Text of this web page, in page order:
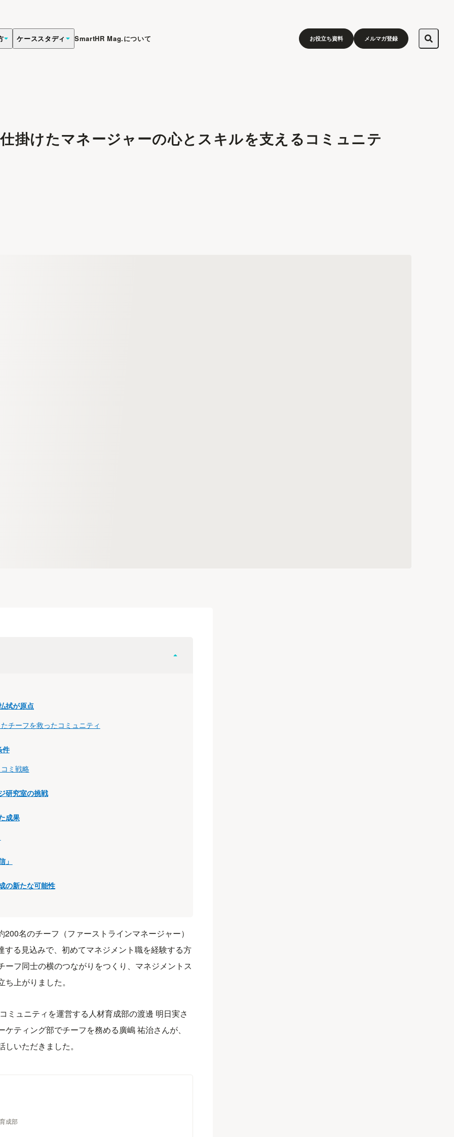
ケーススタディ SmartHR Mag.について お役立ち資料 メルマガ登録
掛けたマネージャーの心とスキルを支えるコミュニテ
拭が原点
チーフを救ったコミュニティ
件
ミ戦略
研究室の挑戦
成果
」
の新たな可能性
名のチーフ（ファーストラインマネージャー）
る見込みで、初めてマネジメント職を経験する方
フ同士の横のつながりをつくり、マネジメントス
上がりました。
ミュニティを運営する人材育成部の渡邊 明日実さ
ティング部でチーフを務める廣嶋 祐治さんが、
いただきました。
成部